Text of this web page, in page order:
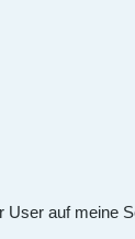
User auf meine